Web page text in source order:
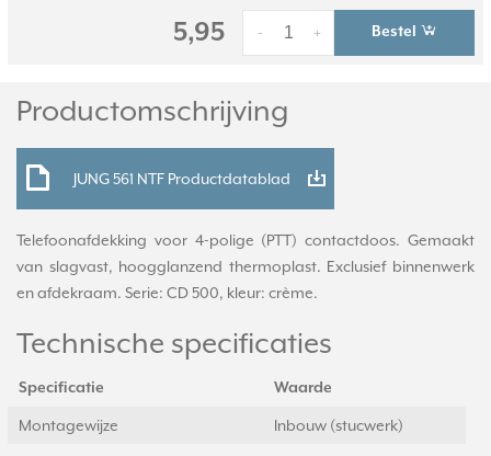
5,95 +
- Bestel
Productomschrijving
JUNG 561 NTF Productdatablad
Telefoonafdekking voor 4-polige (PTT) contactdoos. Gemaakt
van slagvast, hoogglanzend thermoplast. Exclusief binnenwerk
en afdekraam. Serie: CD 500, kleur: crème.
Technische specificaties
Specificatie Waarde
Montagewijze Inbouw (stucwerk)